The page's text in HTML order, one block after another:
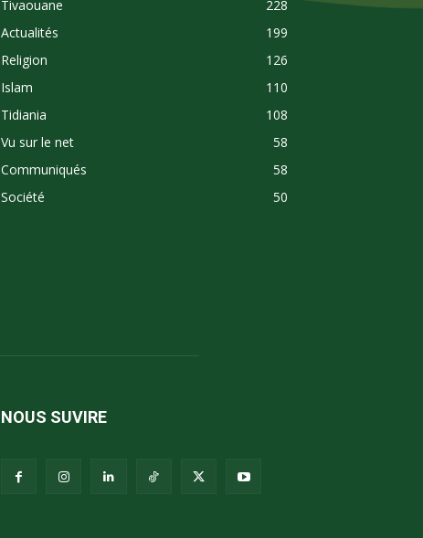
Tivaouane
228
Actualités
199
Religion
126
Islam
110
Tidiania
108
Vu sur le net
58
Communiqués
58
Société
50
NOUS SUVIRE